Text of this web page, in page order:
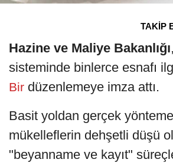
TAKİP
Hazine ve Maliye Bakanlığı
sisteminde binlerce esnafı
Bir düzenlemeye imza attı.
Basit yoldan gerçek
mükelleflerin dehşetli düşü
"beyanname ve kayıt"